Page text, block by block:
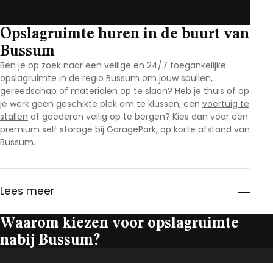
Opslagruimte huren in de buurt van
Bussum
Ben je op zoek naar een veilige en 24/7 toegankelijke
opslagruimte in de regio Bussum om jouw spullen,
gereedschap of materialen op te slaan? Heb je thuis of op
je werk geen geschikte plek om te klussen, een voertuig te
stallen of goederen veilig op te bergen? Kies dan voor een
premium self storage bij GaragePark, op korte afstand van
Bussum.
Lees meer
Waarom kiezen voor opslagruimte
nabij Bussum?